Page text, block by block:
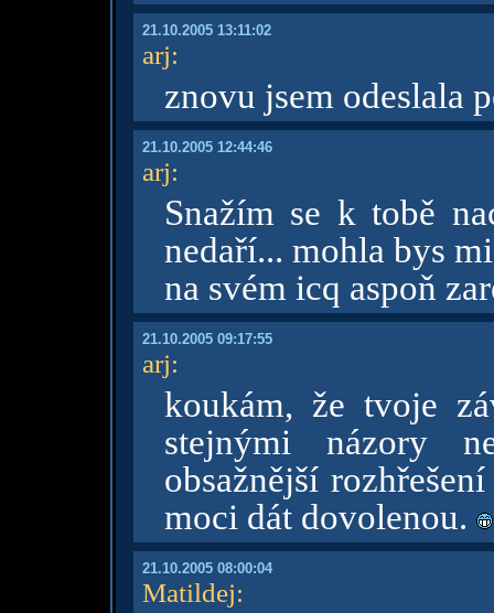
21.10.2005 13:11:02
arj:
znovu jsem odeslala
21.10.2005 12:44:46
arj:
Snažím se k tobě
nedaří... mohla bys
na svém icq aspoň
21.10.2005 09:17:55
arj:
koukám, že tvoje
stejnými názory
obsažnější
moci dát dovolenou.
21.10.2005 08:00:04
Matildej: